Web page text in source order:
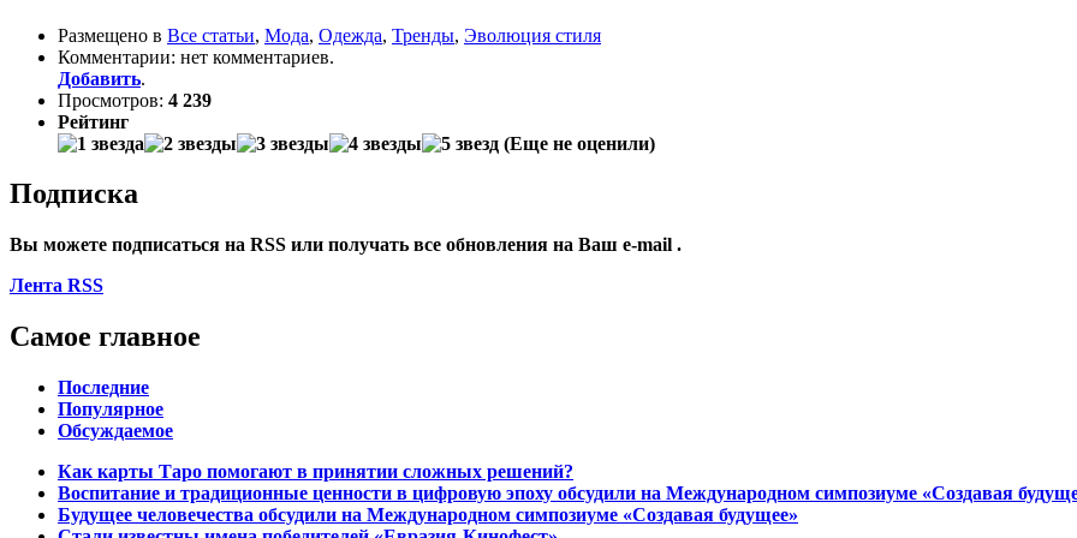
Размещено в Все статьи, Мода, Одежда, Тренды, Эволюция стиля
Комментарии: нет комментариев.
Добавить.
Просмотров: 4 239
Рейтинг
(Еще не оценили)
Подписка
Вы можете подписаться на RSS или получать все обновления на Ваш e-mail .
Лента RSS
Самое главное
Последние
Популярное
Обсуждаемое
Как карты Таро помогают в принятии сложных решений?
Воспитание и традиционные ценности в цифровую эпоху обсудили на Международном симпозиуме «Создавая
Будущее человечества обсудили на Международном симпозиуме «Создавая будущее»